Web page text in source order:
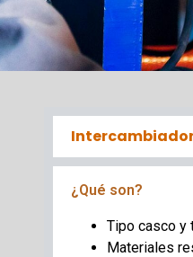
¿Qué son?
Tipo casco y
Materiales